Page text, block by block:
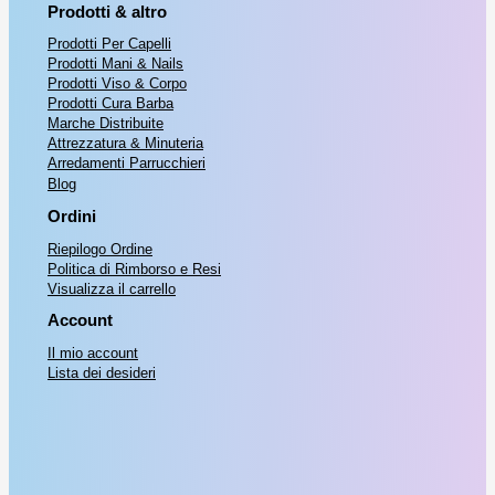
Prodotti & altro
Prodotti Per Capelli
Prodotti Mani & Nails
Prodotti Viso & Corpo
Prodotti Cura Barba
Marche Distribuite
Attrezzatura & Minuteria
Arredamenti Parrucchieri
Blog
Ordini
Riepilogo Ordine
Politica di Rimborso e Resi
Visualizza il carrello
Account
Il mio account
Lista dei desideri